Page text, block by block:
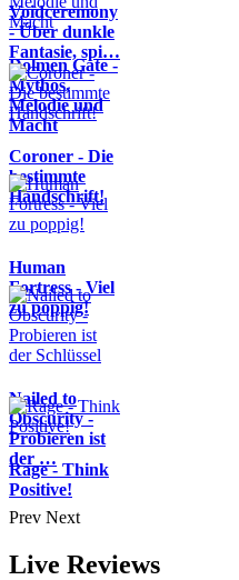
Voidceremony
- Über dunkle
Fantasie, spi…
Dolmen Gate -
Mythos,
Melodie und
Macht
Coroner - Die
bestimmte
Handschrift!
Human
Fortress - Viel
zu poppig!
Nailed to
Obscurity -
Probieren ist
der …
Rage - Think
Positive!
Prev Next
Live Reviews